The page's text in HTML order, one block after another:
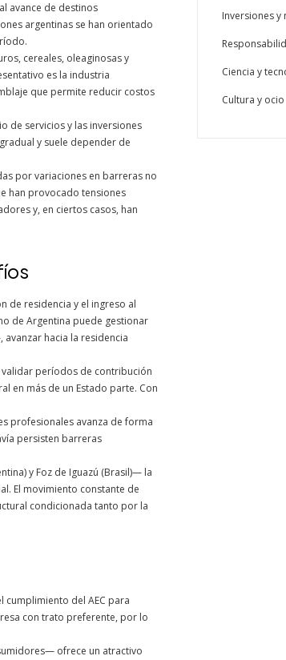
avance de destinos
argentinas se han orientado
cereales, oleaginosas y
es la industria
que permite reducir costos
de servicios y las inversiones
y suele depender de
por variaciones en barreras no
han provocado tensiones
y, en ciertos casos, han
de residencia y el ingreso al
de Argentina puede gestionar
hacia la residencia
períodos de contribución
en más de un Estado parte. Con
profesionales avanza de forma
persisten barreras
y Foz de Iguazú (Brasil)— la
El movimiento constante de
condicionada tanto por la
cumplimiento del AEC para
con trato preferente, por lo
ofrece un atractivo
Inversiones y
Ciencia y
Cultura y ocio